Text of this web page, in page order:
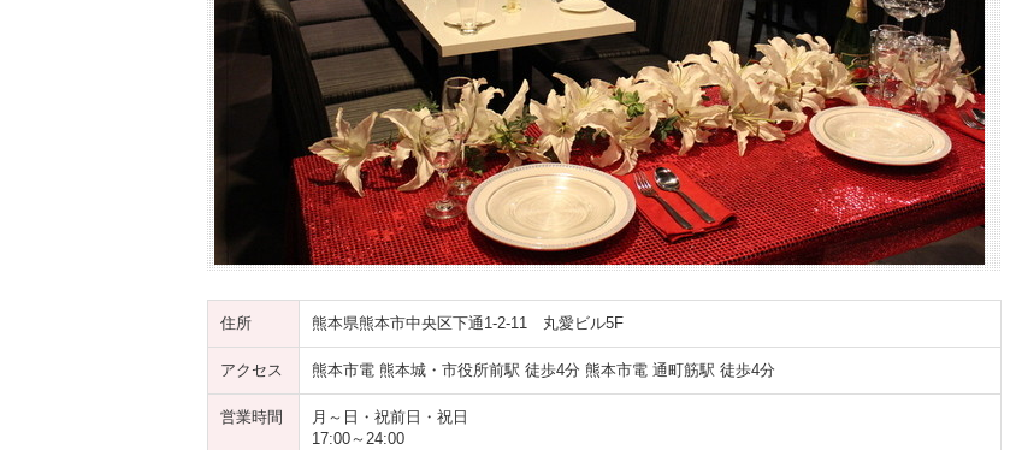
住所 熊本県熊本市中央区下通1-2-11 丸愛ビル5F
アクセス 熊本市電 熊本城・市役所前駅 徒歩4分 熊本市電 通町筋駅 徒歩4分
営業時間
月～日・祝前日・祝日
17:00～24:00